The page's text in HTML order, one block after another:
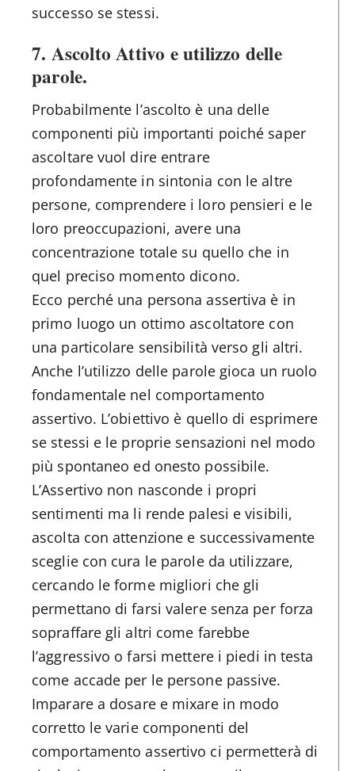
successo se stessi.
7. Ascolto Attivo e utilizzo delle
parole.
Probabilmente l’ascolto è una delle
componenti più importanti poiché saper
ascoltare vuol dire entrare
profondamente in sintonia con le altre
persone, comprendere i loro pensieri e le
loro preoccupazioni, avere una
concentrazione totale su quello che in
quel preciso momento dicono.
Ecco perché una persona assertiva è in
primo luogo un ottimo ascoltatore con
una particolare sensibilità verso gli altri.
Anche l’utilizzo delle parole gioca un ruolo
fondamentale nel comportamento
assertivo. L’obiettivo è quello di esprimere
se stessi e le proprie sensazioni nel modo
più spontaneo ed onesto possibile.
L’Assertivo non nasconde i propri
sentimenti ma li rende palesi e visibili,
ascolta con attenzione e successivamente
sceglie con cura le parole da utilizzare,
cercando le forme migliori che gli
permettano di farsi valere senza per forza
sopraffare gli altri come farebbe
l’aggressivo o farsi mettere i piedi in testa
come accade per le persone passive.
Imparare a dosare e mixare in modo
corretto le varie componenti del
comportamento assertivo ci permetterà di